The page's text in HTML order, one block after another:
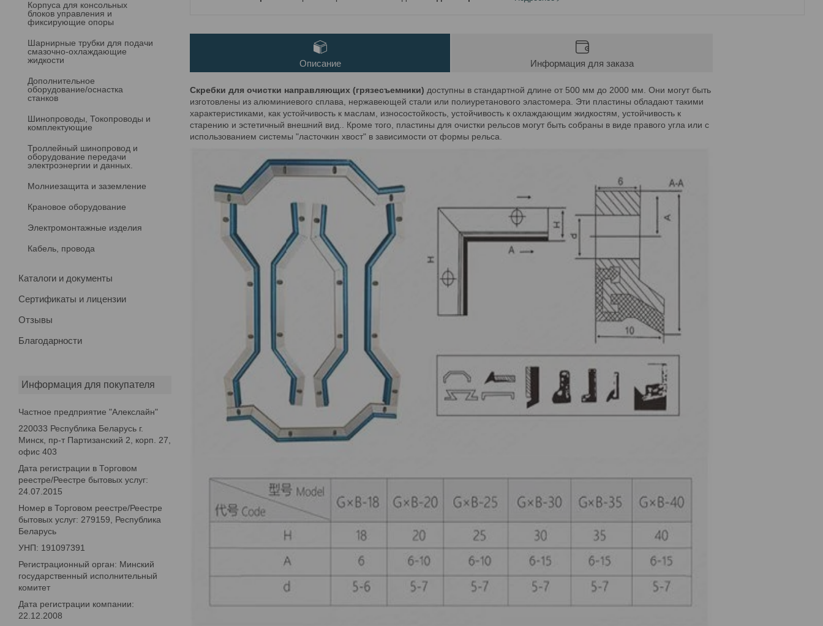
Корпуса для консольных
блоков управления и
фиксирующие опоры
Шарнирные трубки для подачи
cмазочно-охлаждающие
жидкости
Дополнительное
оборудование/оснастка
станков
Шинопроводы, Токопроводы и
комплектующие
Троллейный шинопровод и
оборудование передачи
электроэнергии и данных.
Молниезащита и заземление
Крановое оборудование
Электромонтажные изделия
Кабель, провода
Каталоги и документы
Сертификаты и лицензии
Отзывы
Благодарности
Информация для покупателя
Частное предприятие "Алекслайн"
220033 Республика Беларусь г.
Минск, пр-т Партизанский 2, корп. 27,
офис 403
Дата регистрации в Торговом
реестре/Реестре бытовых услуг:
24.07.2015
Номер в Торговом реестре/Реестре
бытовых услуг: 279159, Республика
Беларусь
УНП: 191097391
Регистрационный орган: Минский
государственный исполнительный
комитет
Дата регистрации компании:
22.12.2008
Описание Информация для заказа
Скребки для очистки направляющих (грязесъемники) доступны в стандартной длине от 500 мм до 2000 мм. Они могут быть
изготовлены из алюминиевого сплава, нержавеющей стали или полиуретанового эластомера. Эти пластины обладают такими
характеристиками, как устойчивость к маслам, износостойкость, устойчивость к охлаждающим жидкостям, устойчивость к
старению и эстетичный внешний вид.. Кроме того, пластины для очистки рельсов могут быть собраны в виде правого угла или с
использованием системы "ласточкин хвост" в зависимости от формы рельса.